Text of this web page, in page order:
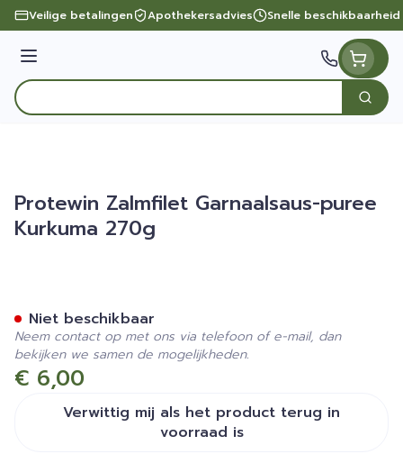
Ga naar de inhoud
Veilige betalingen Apothekersadvies Snelle beschikbaarheid
Menu
Product, merk, categorie...
Zoek
Protewin Zalmfilet Garnaalsaus-puree
Kurkuma 270g
€ 6,00
Verwittig mij als het product terug in
voorraad is
Niet beschikbaar
Neem contact op met ons via telefoon of e-mail, dan
bekijken we samen de mogelijkheden.